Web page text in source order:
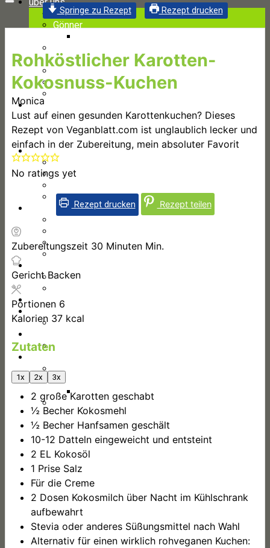
Kontakt
Gönner
Ahimsa
Ahimsa
Ahimsa Statuten
Community
Mitglieder
Gruppen
Aktivitäten
Einträge
Eintrag hinzufügen
Wohnen hinzufügen
Patenschaft/Lebensplatz hinzufügen
Shop-Verzeichnis
Blog
Rezepte
Rezept einreichen
Event erstellen
Kontakt
Gönner
Gönneranmeldung
Impressum
Springe zu Rezept Rezept drucken
Rohköstlicher Karotten-
Kokosnuss-Kuchen
Monica
Lust auf einen gesunden Karottenkuchen? Dieses
Rezept von Veganblatt.com ist unglaublich lecker und
einfach in der Zubereitung, mein absoluter Favorit
No ratings yet
Rezept drucken Rezept teilen
Zubereitungszeit 30 Minuten Min.
GerichtBacken
Portionen 6
Kalorien 37 kcal
Zutaten
1x 2x 3x
2 große Karotten geschabt
½ Becher Kokosmehl
½ Becher Hanfsamen geschält
10-12 Datteln eingeweicht und entsteint
2 EL Kokosöl
1 Prise Salz
Für die Creme
2 Dosen Kokosmilch über Nacht im Kühlschrank
aufbewahrt
Stevia oder anderes Süßungsmittel nach Wahl
Alternativ für einen wirklich rohveganen Kuchen: